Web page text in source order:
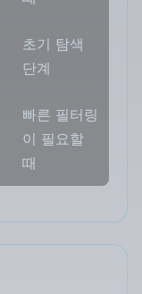
초기 탐색
단계
빠른 필터링
이 필요할
때